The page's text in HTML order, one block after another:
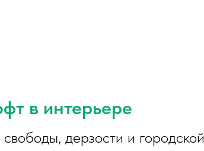
в интерьере
дерзости и городской